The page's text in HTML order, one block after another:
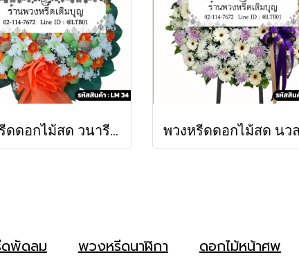
พวงหรีดดอกไม้สด วนารี (LM34)
พัดลม พวงหรีดนาฬิกา ดอกไม้หน้าศพ